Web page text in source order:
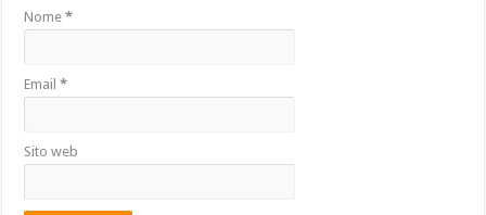
Nome*
Email*
Sito web